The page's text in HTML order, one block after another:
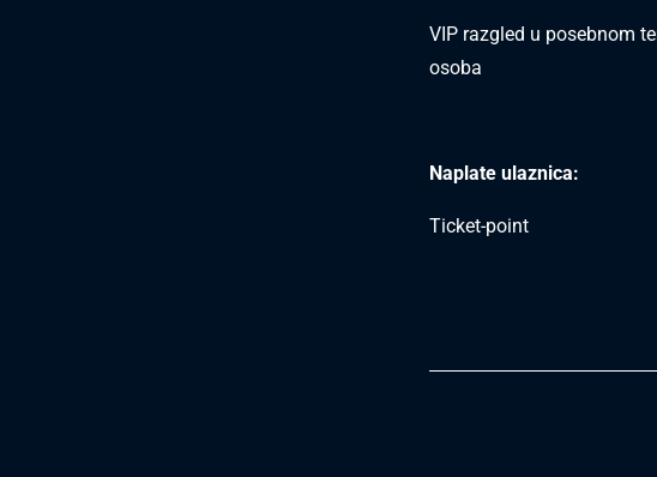
VIP razgled u posebnom
osoba
Naplate ulaznica:
Ticket-point